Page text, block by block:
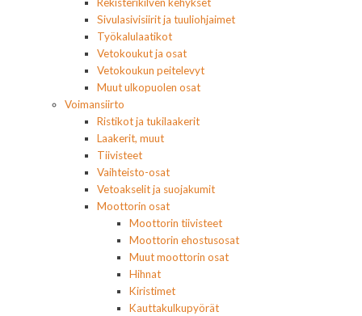
Sivulasivisiirit ja tuuliohjaimet
Työkalulaatikot
Vetokoukut ja osat
Vetokoukun peitelevyt
Muut ulkopuolen osat
Voimansiirto
Ristikot ja tukilaakerit
Laakerit, muut
Tiivisteet
Vaihteisto-osat
Vetoakselit ja suojakumit
Moottorin osat
Moottorin tiivisteet
Moottorin ehostusosat
Muut moottorin osat
Hihnat
Kiristimet
Kauttakulkupyörät